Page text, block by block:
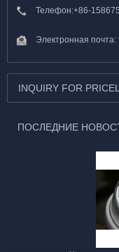
Телефон:+86-
Электронная почта:
INQUIRY FOR
ПОСЛЕДНИЕ